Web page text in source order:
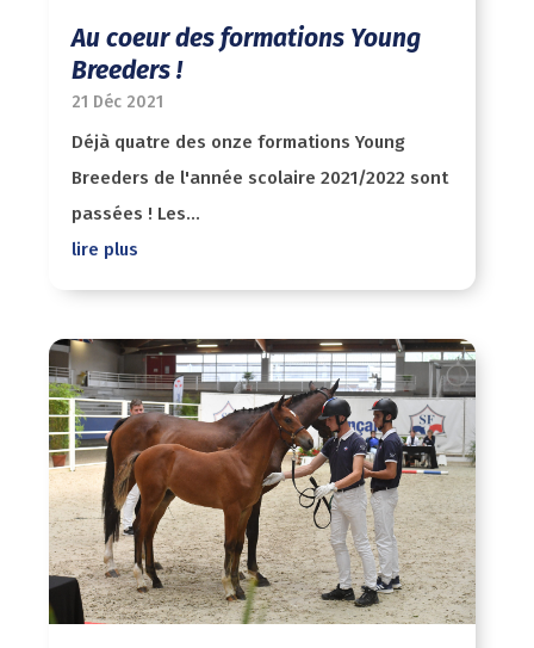
Au coeur des formations Young
Breeders !
21 Déc 2021
Déjà quatre des onze formations Young
Breeders de l'année scolaire 2021/2022 sont
passées ! Les...
lire plus